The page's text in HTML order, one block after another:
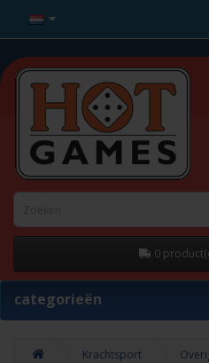
0
categorieën
Krachtsport